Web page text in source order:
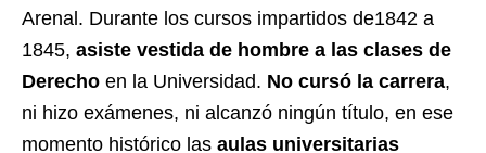
Arenal. Durante los cursos impartidos de1842 a
1845, asiste vestida de hombre a las clases de
Derecho en la Universidad. No cursó la carrera,
ni hizo exámenes, ni alcanzó ningún título, en ese
momento histórico las aulas universitarias